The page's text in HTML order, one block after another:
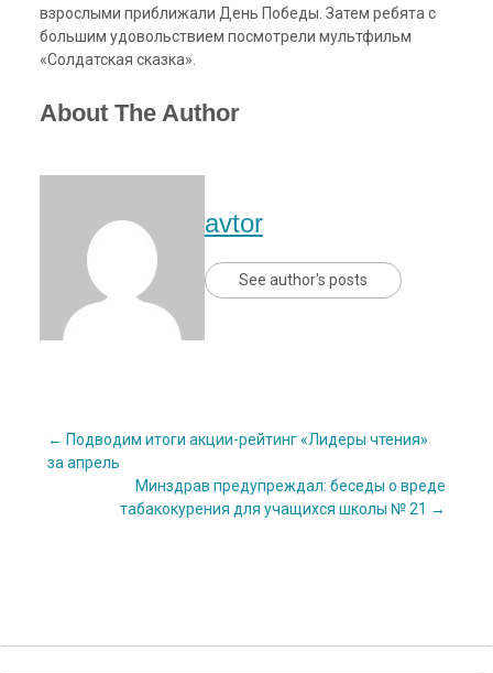
взрослыми приближали День Победы. Затем ребята с
большим удовольствием посмотрели мультфильм
«Солдатская сказка».
About The Author
avtor
See author's posts
Post
navigation
← Подводим итоги акции-рейтинг «Лидеры чтения»
за апрель
Минздрав предупреждал: беседы о вреде
табакокурения для учащихся школы № 21 →